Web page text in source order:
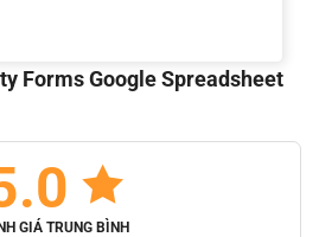
Forms Google Spreadsheet
GIÁ TRUNG BÌNH